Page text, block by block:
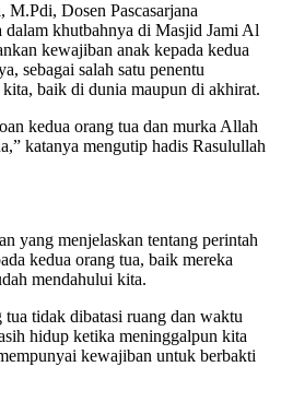
Dosen Pascasarjana
dalam khutbahnya di Masjid Jami Al
kewajiban anak kepada kedua
sebagai salah satu penentu
baik di dunia maupun di akhirat.
kedua orang tua dan murka Allah
katanya mengutip hadis Rasulullah
yang menjelaskan tentang perintah
kedua orang tua, baik mereka
mendahului kita.
tidak dibatasi ruang dan waktu
hidup ketika meninggalpun kita
kewajiban untuk berbakti